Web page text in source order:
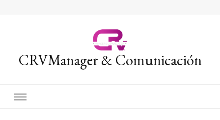
CRVManager & Comunicación